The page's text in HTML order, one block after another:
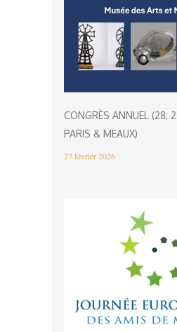
CONGRÈS ANNUEL (28,
PARIS & MEAUX)
27 février 2026